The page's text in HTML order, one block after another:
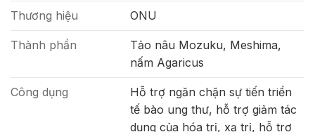
Thương hiệu ONU
Thành phần
Tảo nâu Mozuku, Meshima,
nấm Agaricus
Công dụng
Hỗ trợ ngăn chặn sự tiến triển
tế bào ung thư, hỗ trợ giảm tác
dụng của hóa trị, xạ trị, hỗ trợ